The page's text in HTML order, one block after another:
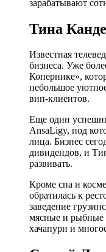
Тина
Известная
бизнеса. Уже
Копернике»,
небольшое
вип-клиентов.
Еще один
AnsaLigy, под
лица. Бизнес
дивидендов, и
развивать.
Кроме спа и
обратилась к
заведение
мясные и рыбные
хачапури и